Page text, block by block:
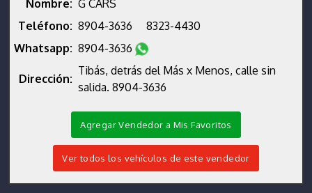
Nombre: G CARS
Teléfono: 8904-3636
8323-4430
Whatsapp: 8904-3636
Dirección:
Tibás, detrás del Más x Menos, calle sin
salida. 8904-3636
Agregar Vendedor a Mis Favoritos
Ver todos los vehículos de este vendedor